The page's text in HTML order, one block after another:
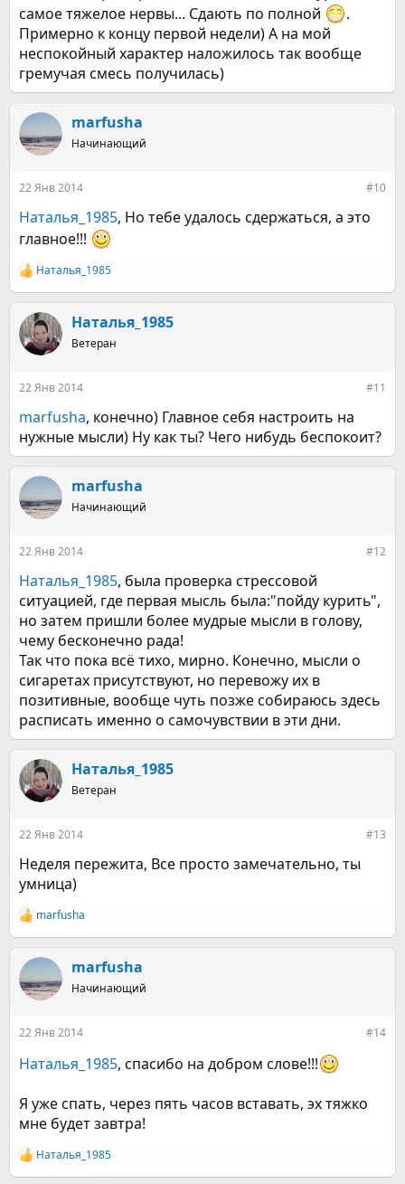
самое тяжелое нервы... Сдають по полной
.
Примерно к концу первой недели) А на мой
неспокойный характер наложилось так вообще
гремучая смесь получилась)
marfusha
Начинающий
22 Янв 2014 #10
Наталья_1985, Но тебе удалось сдержаться, а это
главное!!!
Р
е
к
ц
и
Наталья_1985
Наталья_1985
Ветеран
22 Янв 2014 #11
marfusha, конечно) Главное себя настроить на
нужные мысли) Ну как ты? Чего нибудь беспокоит?
marfusha
Начинающий
22 Янв 2014 #12
Наталья_1985, была проверка стрессовой
ситуацией, где первая мысль была:"пойду курить",
но затем пришли более мудрые мысли в голову,
чему бесконечно рада!
Так что пока всё тихо, мирно. Конечно, мысли о
сигаретах присутствуют, но перевожу их в
позитивные, вообще чуть позже собираюсь здесь
расписать именно о самочувствии в эти дни.
Наталья_1985
Ветеран
22 Янв 2014 #13
Неделя пережита, Все просто замечательно, ты
умница)
Р
е
к
ц
и
marfusha
marfusha
Начинающий
22 Янв 2014 #14
Наталья_1985, спасибо на добром слове!!!
Я уже спать, через пять часов вставать, эх тяжко
мне будет завтра!
Р
е
Наталья_1985